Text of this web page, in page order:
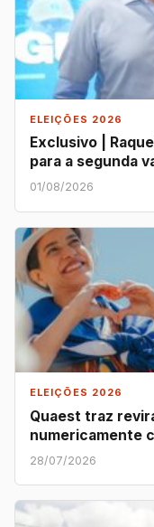
ELEIÇÕES 2026
Exclusivo |
para a segunda
01/08/2026
ELEIÇÕES 2026
Quaest traz
numericamente
28/07/2026